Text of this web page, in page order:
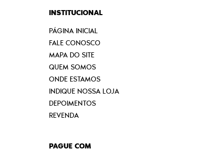
INSTITUCIONAL
PÁGINA INICIAL
FALE CONOSCO
MAPA DO SITE
QUEM SOMOS
ONDE ESTAMOS
INDIQUE NOSSA LOJA
DEPOIMENTOS
REVENDA
PAGUE COM